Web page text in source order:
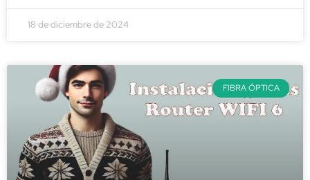
18 de diciembre de 2024
FIBRA ÓPTICA